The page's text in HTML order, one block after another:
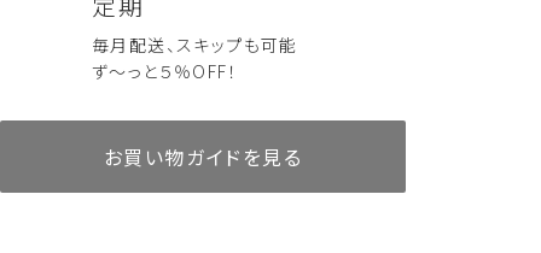
毎月配送、スキップも可能
ず～っと５％OFF！
お買い物ガイドを見る